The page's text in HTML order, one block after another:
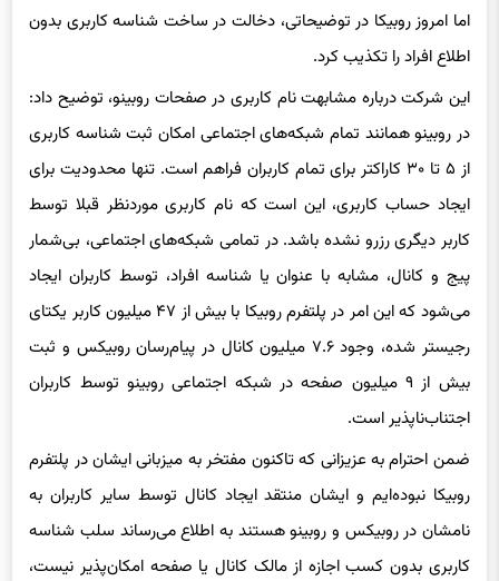
اما امروزروبیکا در توضیحاتی، دخالت در ساخت شناسه کاربری بدون
اطلاع افراد را تکذیب کرد.
این شرکت درباره مشابهت نام کاربری در صفحات روبینو، توضیح داد:
در روبینوهمانند تمام شبکه‌های اجتماعی امکان ثبت شناسه کاربری
از ۵ تا ۳۰ کاراکتر برای تمام کاربران فراهم است. تنها محدودیت برای
ایجاد حساب کاربری، این است که نام کاربری موردنظر قبلا توسط
کاربر دیگری رزرو نشده باشد. در تمامی شبکه‌های اجتماعی، بی‌شمار
پیج و کانال‌، مشابه با عنوان یا شناسه افراد، توسط کاربران ایجاد
می‌شود که این امر در پلتفرمروبیکا
با بیش از ۴۷ میلیون کاربر یکتای
رجیستر شده، وجود ۷.۶ میلیون کانال در پیام‌رسان
روبیکس و ثبت
بیش از ۹ میلیون صفحه در شبکه اجتماعی
روبینو توسط کاربران
اجتناب‌ناپذیر است.
ضمن احترام به عزیزانی که تاکنون مفتخر به میزبانی ایشان در پلتفرم
روبیکا نبوده‌ایم و ایشان منتقد ایجاد کانال توسط سایر کاربران به
نامشان درروبیکس و روبینوهستند به اطلاع می‌رساند سلب شناسه
کاربری بدون کسب اجازه از مالک کانال یا صفحه امکان‌پذیر نیست،